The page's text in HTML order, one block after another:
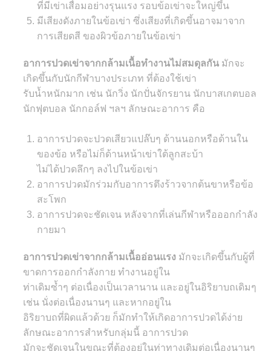
ที่มีเข่าเสื่อมอย่างรุนแรง รอบข้อเข่าจะใหญ่ขึ้น
มีเสียงดังภายในข้อเข่า ซึ่งเสียงที่เกิดขึ้นอาจมาจาก
การเสียดสี ของผิวข้อภายในข้อเข่า
อาการปวดเข่าจากกล้ามเนื้อทำงานไม่สมดุลกัน มักจะ
เกิดขึ้นกับนักกีฬาบางประเภท ที่ต้องใช้เข่า
รับน้ำหนักมาก เช่น นักวิ่ง นักปั่นจักรยาน นักบาสเกตบอล
นักฟุตบอล นักกอล์ฟ ฯลฯ ลักษณะอาการ คือ
อาการปวดจะปวดเสียวแปล๊บๆ ด้านนอกหรือด้านใน
ของข้อ หรือไม่ก็ด้านหน้าเข่าใต้ลูกสะบ้า
ไม่ได้ปวดลึกๆ ลงไปในข้อเข่า
อาการปวดมักร่วมกับอาการตึงร้าวจากต้นขาหรือข้อ
สะโพก
อาการปวดจะชัดเจน หลังจากที่เล่นกีฬาหรือออกกำลัง
กายมา
อาการปวดเข่าจากกล้ามเนื้ออ่อนแรง มักจะเกิดขึ้นกับผู้ที่
ขาดการออกกำลังกาย ทำงานอยู่ใน
ท่าเดิมซ้ำๆ ต่อเนื่องเป็นเวลานาน และอยู่ในอิริยาบถเดิมๆ
เช่น นั่งต่อเนื่องนานๆ และหากอยู่ใน
อิริยาบถที่ผิดแล้วด้วย ก็มักทำให้เกิดอาการปวดได้ง่าย
ลักษณะอาการสำหรับกลุ่มนี้ อาการปวด
มักจะชัดเจนในขณะที่ต้องอยู่ในท่าทางเดิมต่อเนื่องนานๆ